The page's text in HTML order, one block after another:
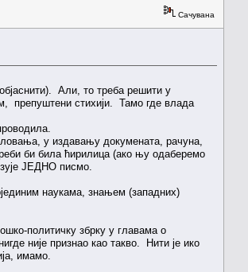
Сачувана
Али, то треба решити у
препуштени стихији. Тамо где влада
у издавању докумената, рачуна,
би била ћирилица (ако њу одаберемо
ЈЕДНО писмо.
наукама, знањем (западних)
политичку збрку у главама о
није признао као такво. Нити је ико
имамо.